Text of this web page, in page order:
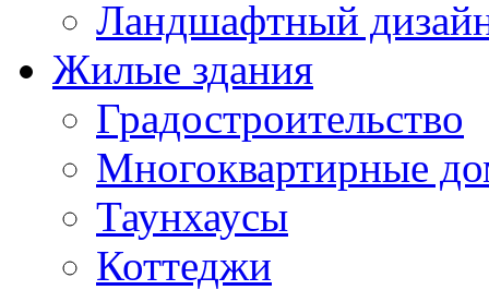
Ландшафтный
Жилые здания
Градостроительство
Многоквартирные
Таунхаусы
Коттеджи